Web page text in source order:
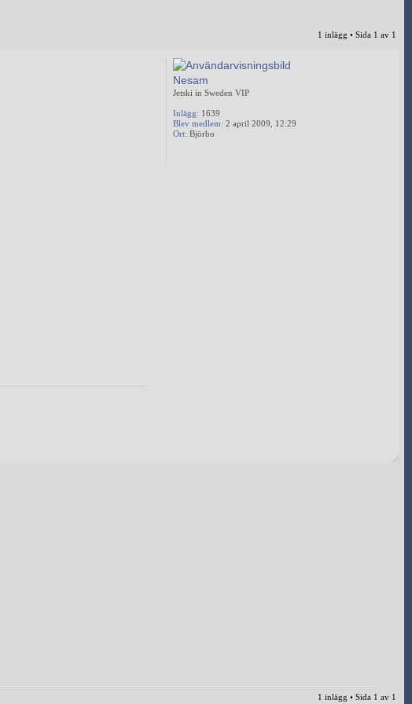
1 inlägg • Sida 1 av 1
Nesam
Jetski in Sweden VIP
Inlägg: 1639
Blev medlem: 2 april 2009, 12:29
Ort: Björbo
1 inlägg • Sida 1 av 1